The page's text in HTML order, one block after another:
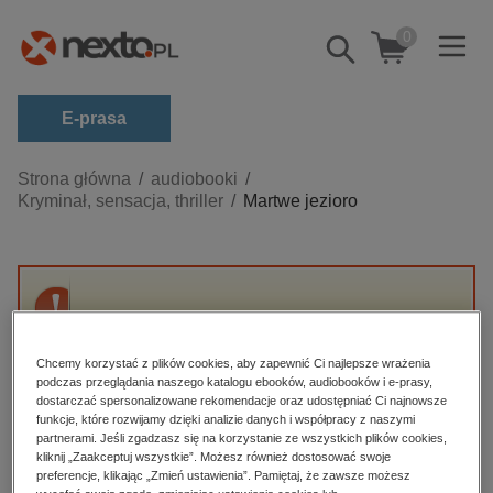
Pokaż/schowaj
wyszukiwarkę
0
E-prasa
Kategorie
Zobacz wszystkie E-prasa
budownictwo, aranżacja wnętrz
dzienniki
edukacja
hobby, sport, rozrywka
komputery, internet, technologie, informatyka
Strona główna
audiobooki
Kryminał, sensacja, thriller
Martwe jezioro
Przepraszamy, ale produkt „Martwe jezioro”
High-contrast mode
Polecane
Chcemy korzystać z plików cookies, aby zapewnić Ci najlepsze wrażenia
podczas przeglądania naszego katalogu ebooków, audiobooków i e-prasy,
dostarczać spersonalizowane rekomendacje oraz udostępniać Ci najnowsze
funkcje, które rozwijamy dzięki analizie danych i współpracy z naszymi
partnerami. Jeśli zgadzasz się na korzystanie ze wszystkich plików cookies,
kliknij „Zaakceptuj wszystkie”. Możesz również dostosować swoje
preferencje, klikając „Zmień ustawienia”. Pamiętaj, że zawsze możesz